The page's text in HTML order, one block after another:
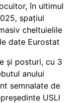
în ultimul
spațiul
cheltuielile
date Eurostat
și posturi, cu 3
anului
semnalate de
USLI